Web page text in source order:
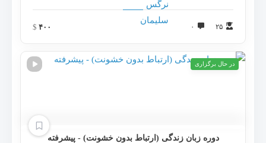
۲۵ ۰ ۴۰۰ $
در حال برگزاری
دوره زبان زندگی (ارتباط بدون خشونت) - پیشرفته